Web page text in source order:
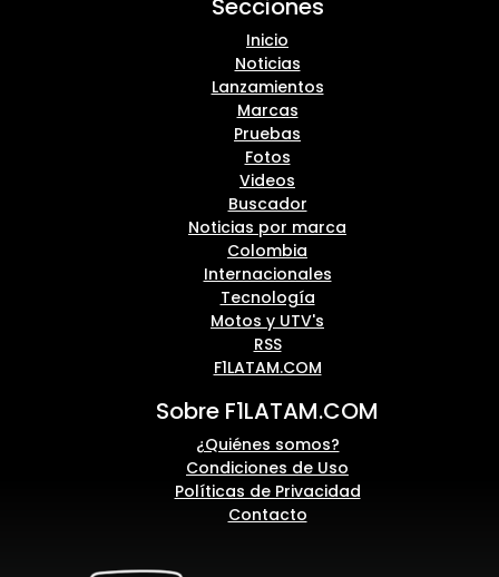
Secciones
Inicio
Noticias
Lanzamientos
Marcas
Pruebas
Fotos
Videos
Buscador
Noticias por marca
Colombia
Internacionales
Tecnología
Motos y UTV's
RSS
F1LATAM.COM
Sobre F1LATAM.COM
¿Quiénes somos?
Condiciones de Uso
Políticas de Privacidad
Contacto